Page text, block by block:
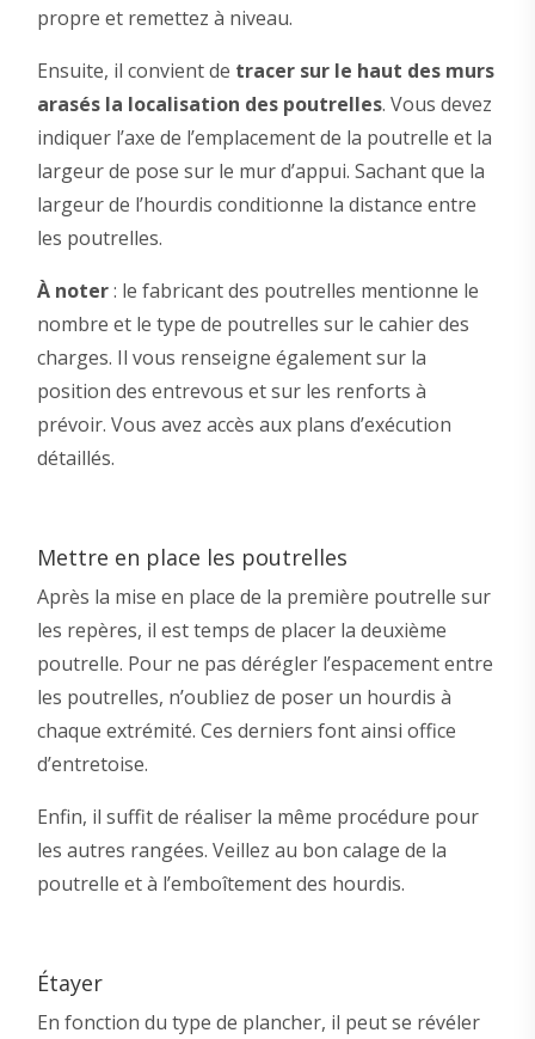
propre et remettez à niveau.
Ensuite, il convient de tracer sur le haut des murs
arasés la localisation des poutrelles. Vous devez
indiquer l’axe de l’emplacement de la poutrelle et la
largeur de pose sur le mur d’appui. Sachant que la
largeur de l’hourdis conditionne la distance entre
les poutrelles.
À noter: le fabricant des poutrelles mentionne le
nombre et le type de poutrelles sur le cahier des
charges. Il vous renseigne également sur la
position des entrevous et sur les renforts à
prévoir. Vous avez accès aux plans d’exécution
détaillés.
Mettre en place les poutrelles
Après la mise en place de la première poutrelle sur
les repères, il est temps de placer la deuxième
poutrelle. Pour ne pas dérégler l’espacement entre
les poutrelles, n’oubliez de poser un hourdis à
chaque extrémité. Ces derniers font ainsi office
d’entretoise.
Enfin, il suffit de réaliser la même procédure pour
les autres rangées. Veillez au bon calage de la
poutrelle et à l’emboîtement des hourdis.
Étayer
En fonction du type de plancher, il peut se révéler